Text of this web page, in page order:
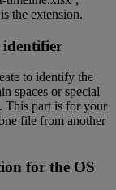
the extension.
identifier
to identify the
spaces or special
This part is for your
file from another
for the OS